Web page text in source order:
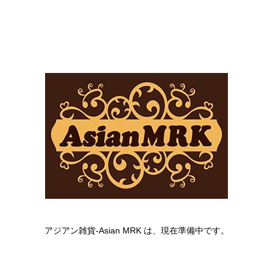
アジアン雑貨-Asian MRK は、現在準備中です。